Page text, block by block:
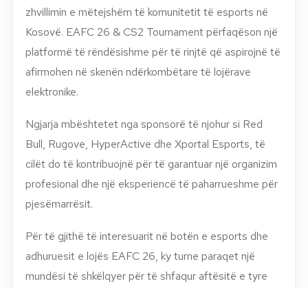
zhvillimin e mëtejshëm të komunitetit të esports në
Kosovë. EAFC 26 & CS2 Tournament përfaqëson një
platformë të rëndësishme për të rinjtë që aspirojnë të
afirmohen në skenën ndërkombëtare të lojërave
elektronike.
Ngjarja mbështetet nga sponsorë të njohur si Red
Bull, Rugove, HyperActive dhe Xportal Esports, të
cilët do të kontribuojnë për të garantuar një organizim
profesional dhe një eksperiencë të paharrueshme për
pjesëmarrësit.
Për të gjithë të interesuarit në botën e esports dhe
adhuruesit e lojës EAFC 26, ky turne paraqet një
mundësi të shkëlqyer për të shfaqur aftësitë e tyre